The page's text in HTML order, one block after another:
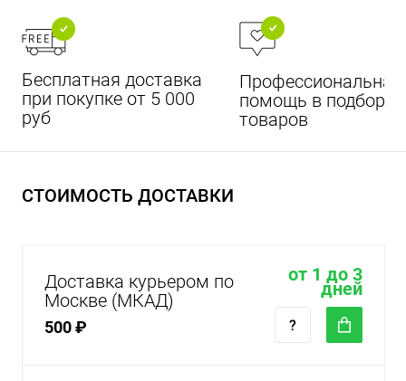
Бесплатная доставка
при покупке от 5 000
руб
Профессиональная
помощь в подборе
товаров
СТОИМОСТЬ ДОСТАВКИ
Доставка курьером по
Москве (МКАД)
500 ₽
от 1 до 3
дней